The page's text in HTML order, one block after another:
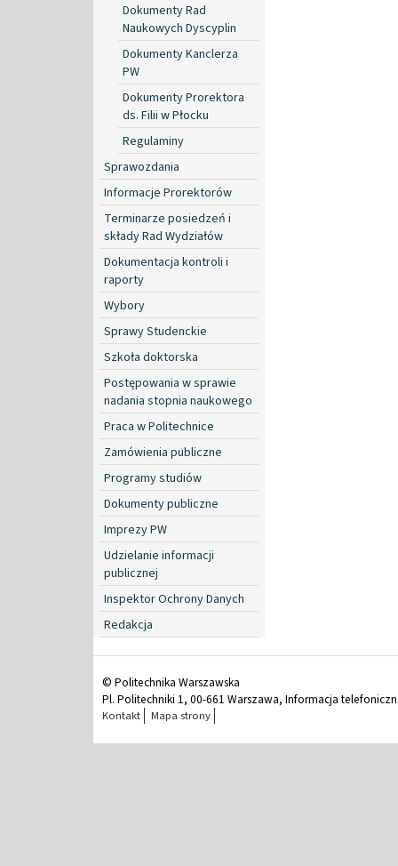
Dokumenty Rad
Naukowych Dyscyplin
Dokumenty Kanclerza
PW
Dokumenty Prorektora
ds. Filii w Płocku
Regulaminy
Sprawozdania
Informacje Prorektorów
Terminarze posiedzeń i
składy Rad Wydziałów
Dokumentacja kontroli i
raporty
Wybory
Sprawy Studenckie
Szkoła doktorska
Postępowania w sprawie
nadania stopnia naukowego
Praca w Politechnice
Zamówienia publiczne
Programy studiów
Dokumenty publiczne
Imprezy PW
Udzielanie informacji
publicznej
Inspektor Ochrony Danych
Redakcja
© Politechnika Warszawska
Pl. Politechniki 1, 00-661 Warszawa, Informacja
Kontakt Mapa strony